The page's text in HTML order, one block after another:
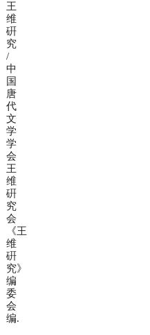
王
维
硏
究
/
中
国
唐
代
文
学
学
会
王
维
硏
究
会
《王
维
硏
究》
编
委
会
编.